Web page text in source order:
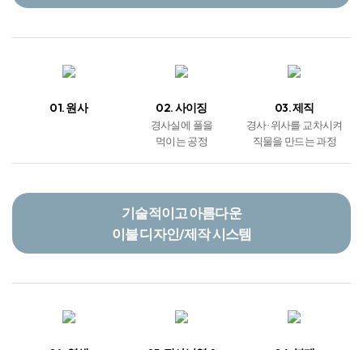
01. 원사 02. 사이징
경사실에 풀을
먹이는 공정
03. 제직
경사 · 위사를 교차시켜
직물을 만드는 과정
기술적이고 아름다운
이불 디자인/제작 시스템